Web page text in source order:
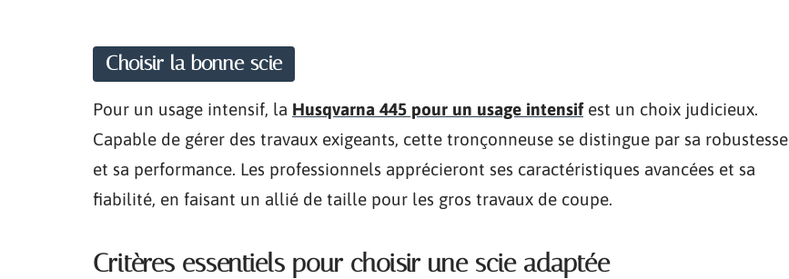
Choisir la bonne scie
Pour un usage intensif, la Husqvarna 445 pour un usage intensifest un choix judicieux.
Capable de gérer des travaux exigeants, cette tronçonneuse se distingue par sa robustesse
et sa performance. Les professionnels apprécieront ses caractéristiques avancées et sa
fiabilité, en faisant un allié de taille pour les gros travaux de coupe.
Critères essentiels pour choisir une scie adaptée